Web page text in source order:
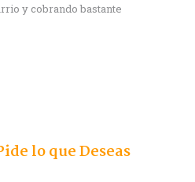
y cobrando bastante
lo que Deseas